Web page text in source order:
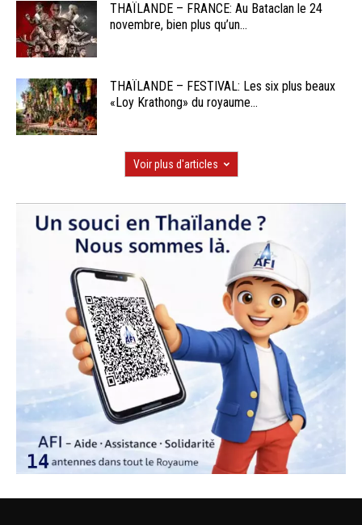
THAÏLANDE – FRANCE: Au Bataclan le 24
novembre, bien plus qu’un...
THAÏLANDE – FESTIVAL: Les six plus beaux
«Loy Krathong» du royaume...
Voir plus d'articles